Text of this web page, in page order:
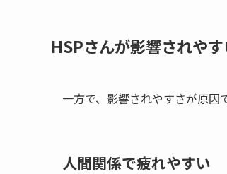
HSPさんが影響されや
一方で、影響されやすさが原因
人間関係で疲れやすい